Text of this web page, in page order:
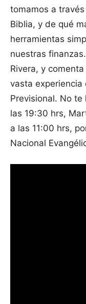
tomamos a
Biblia, y de qué
herramientas
nuestras
Rivera, y
vasta experiencia
Previsional. No
las 19:30 hrs,
a las 11:00 hrs,
Nacional